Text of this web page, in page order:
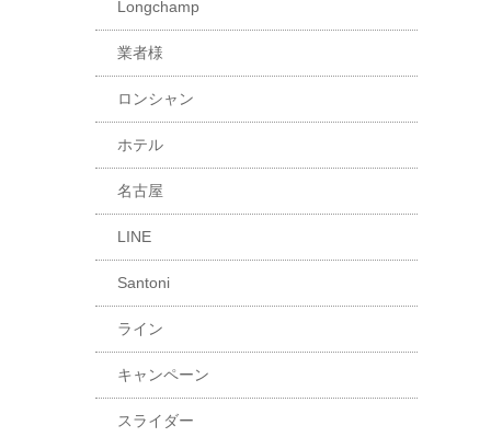
Longchamp
業者様
ロンシャン
ホテル
名古屋
LINE
Santoni
ライン
キャンペーン
スライダー